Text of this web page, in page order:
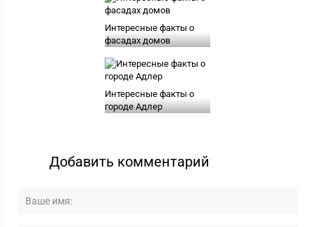
Интересные факты о
фасадах домов
Интересные факты о
городе Адлер
Добавить комментарий